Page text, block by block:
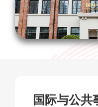
国际与公共